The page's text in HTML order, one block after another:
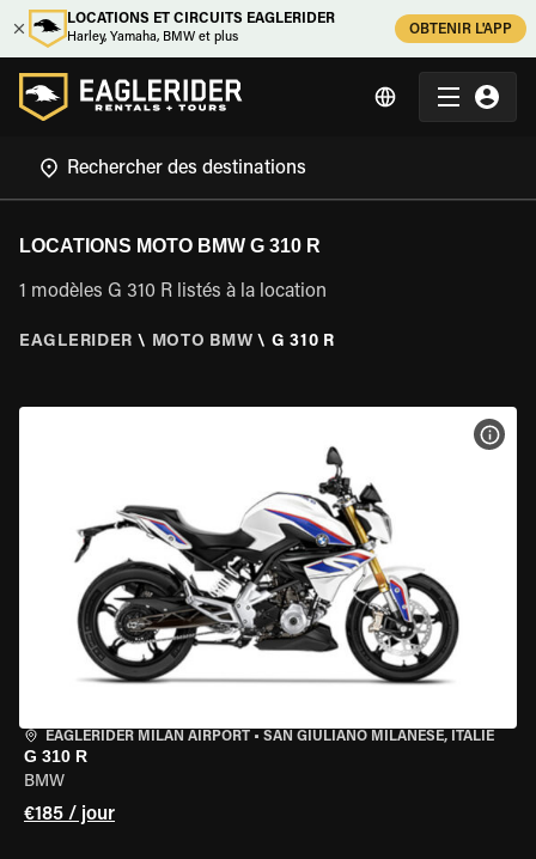
LOCATIONS ET CIRCUITS EAGLERIDER
Harley, Yamaha, BMW et plus
OBTENIR L'APP
LOCATIONS MOTO BMW G 310 R
1 modèles G 310 R listés à la location
EAGLERIDER \ MOTO BMW \ G 310 R
EAGLERIDER MILAN AIRPORT • SAN GIULIANO MILANESE, ITALIE
G 310 R
BMW
€185 / jour